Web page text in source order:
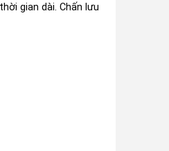
gian dài. Chấn lưu